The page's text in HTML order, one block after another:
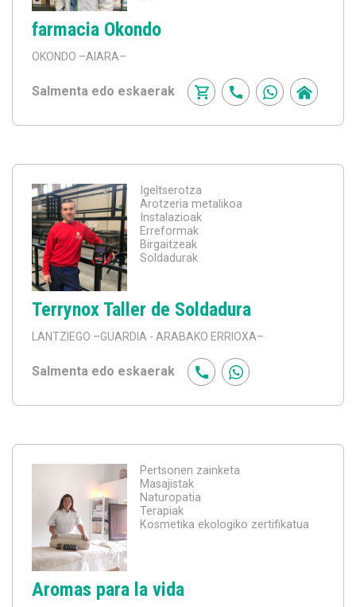
farmacia Okondo
OKONDO –AIARA–
Salmenta edo eskaerak
Igeltserotza
Arotzeria metalikoa
Instalazioak
Erreformak
Birgaitzeak
Soldadurak
Terrynox Taller de Soldadura
LANTZIEGO –GUARDIA - ARABAKO ERRIOXA–
Salmenta edo eskaerak
Pertsonen zainketa
Masajistak
Naturopatia
Terapiak
Kosmetika ekologiko zertifikatua
Aromas para la vida